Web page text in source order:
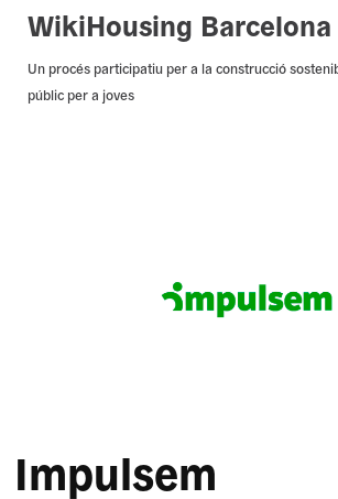
Skip
WikiHousing Barcelona
Un procés participatiu per a la construcció
públic per a joves
Impulsem